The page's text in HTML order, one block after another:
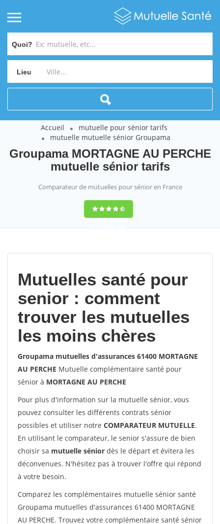
Quoi?
Lieu
Accueil
mutuelle pour sénior tarifs
mutuelle mutuelle sénior Groupama
Groupama MORTAGNE AU PERCHE
mutuelle sénior tarifs
Comparateur de mutuelles pour sénior en France
9,2(100%)452
Mutuelles santé pour
senior : comment
trouver les mutuelles
les moins chères
Groupama mutuelles d'assurances 61400 MORTAGNE
AU PERCHE Mutuelle complémentaire santé pour
sénior à MORTAGNE AU PERCHE
Pour plus d'information sur la mutuelle sénior, vous
pouvez consulter les différents contrats sénior
possibles et utiliser notre COMPARATEUR MUTUELLE.
En utilisant le comparateur, le senior s'assure de bien
choisir sa mutuelle sénior dès le départ et évitera les
déconvenues. N'hésitez pas à trouver l'offre qui répond
à votre besoin.
Comparez les complémentaires mutuelle sénior santé
Groupama mutuelles d'assurances 61400 MORTAGNE
AU PERCHE. Trouvez votre complémentaire santé sénior